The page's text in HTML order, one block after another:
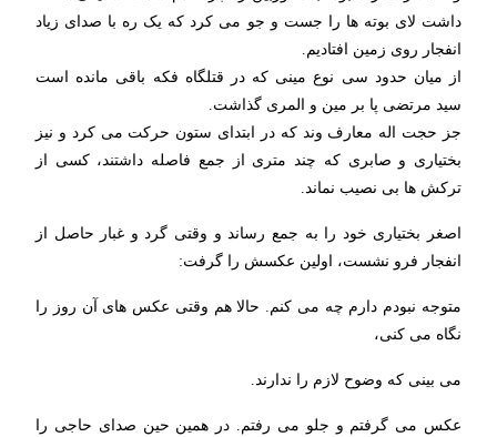
داشت لای بوته ها را جست و جو می کرد که یک ره با صدای زیاد
انفجار روی زمین افتادیم.
از میان حدود سی نوع مینی که در قتلگاه فکه باقی مانده است
سید مرتضی پا بر مین و المری گذاشت.
جز حجت اله معارف وند که در ابتدای ستون حرکت می کرد و نیز
بختیاری و صابری که چند متری از جمع فاصله داشتند، کسی از
ترکش ها بی نصیب نماند.
اصغر بختیاری خود را به جمع رساند و وقتی گرد و غبار حاصل از
انفجار فرو نشست، اولین عکسش را گرفت:
متوجه نبودم دارم چه می کنم. حالا هم وقتی عکس های آن روز را
نگاه می کنی،
می بینی که وضوح لازم را ندارند.
عکس می گرفتم و جلو می رفتم. در همین حین صدای حاجی را